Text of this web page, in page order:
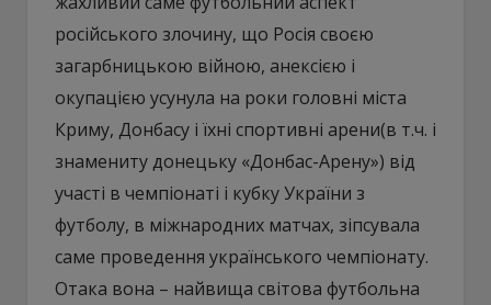
російського злочину, що Росія своєю
загарбницькою війною, анексією і
окупацією усунула на роки головні міста
Криму, Донбасу і їхні спортивні арени(в т.ч. і
знамениту донецьку «Донбас-Арену») від
участі в чемпіонаті і кубку України з
футболу, в міжнародних матчах, зіпсувала
саме проведення українського чемпіонату.
Отака вона – найвища світова футбольна